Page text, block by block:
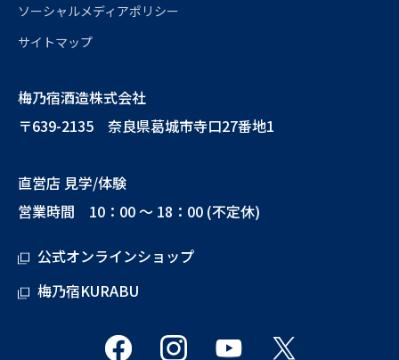
ソーシャルメディアポリシー
サイトマップ
梅乃宿酒造株式会社
〒639-2135 奈良県葛城市寺口27番地1
直営店 見学/体験
営業時間 10：00 ～ 18：00 (不定休)
公式オンラインショップ
梅乃宿KURABU